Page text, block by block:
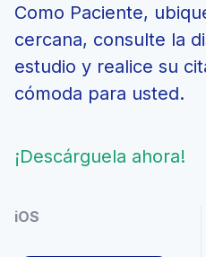
Como Paciente,
cercana, consulte la
estudio y realice su
cómoda para usted.
¡Descárguela ahora!
iOS